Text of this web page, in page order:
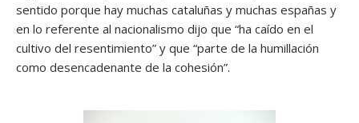
sentido porque hay muchas cataluñas y muchas españas y
en lo referente al nacionalismo dijo que “ha caído en el
cultivo del resentimiento” y que “parte de la humillación
como desencadenante de la cohesión”.